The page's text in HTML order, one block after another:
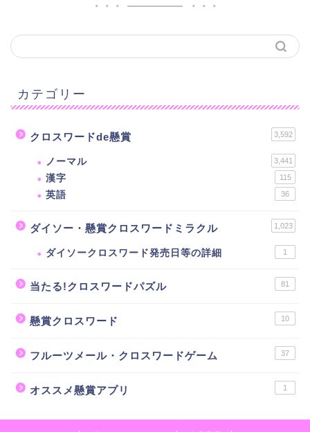
カテゴリー
クロスワードde懸賞 3,592
ノーマル 3,441
漢字 115
英語 36
ダイソー・懸賞クロスワードミラクル 1,023
ダイソークロスワード発売日等の詳細 1
当たる!クロスワードパズル 81
懸賞クロスワード 10
フルーツメール・クロスワードゲーム 37
オススメ懸賞アプリ 1